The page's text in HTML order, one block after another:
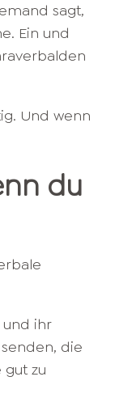
sagt,
Ein und
Und wenn
du
ihr
die
gut zu